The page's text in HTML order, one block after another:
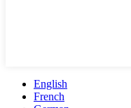
English
French